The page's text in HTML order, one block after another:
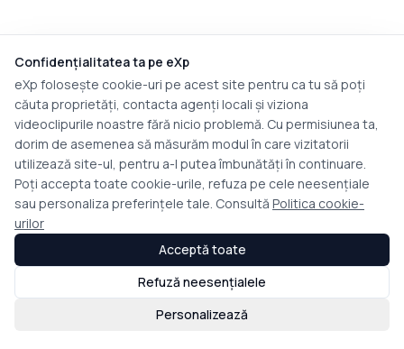
Confidențialitatea ta pe eXp
eXp folosește cookie-uri pe acest site pentru ca tu să poți
căuta proprietăți, contacta agenți locali și viziona
videoclipurile noastre fără nicio problemă. Cu permisiunea ta,
dorim de asemenea să măsurăm modul în care vizitatorii
utilizează site-ul, pentru a-l putea îmbunătăți în continuare.
Poți accepta toate cookie-urile, refuza pe cele neesențiale
sau personaliza preferințele tale. Consultă Politica cookie-
urilor
Personalizează
Refuză neesențialele
Acceptă toate